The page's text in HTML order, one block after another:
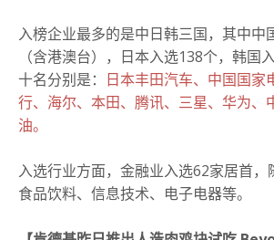
入榜企业最多的是中日韩三国，其中中
（含港澳台），日本入选138个，韩国
十名分别是： 日本丰田汽车、中国国家
行、海尔、本田、腾讯、三星、华为、
油。
入选行业方面，金融业入选62家居首，
食品饮料、信息技术、电子电器等。